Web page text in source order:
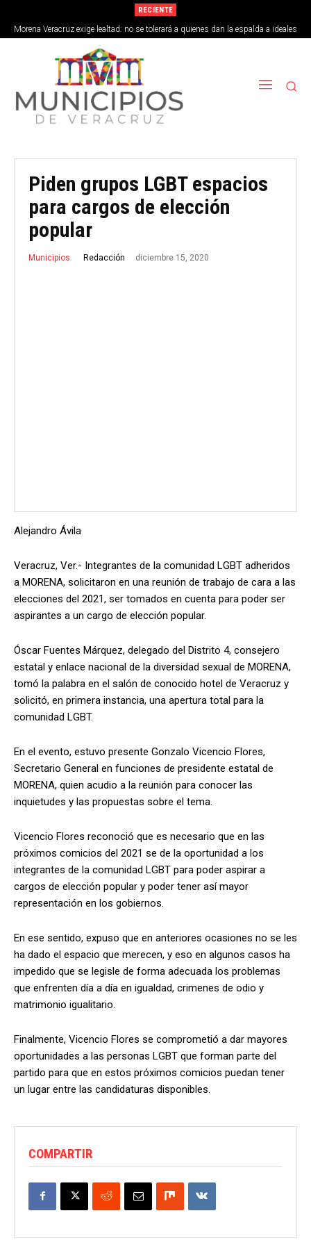
RECIENTE
Morena Veracruz exige lealtad: no se tolerará a quienes dan la espalda a ideales
de la 4T
Piden grupos LGBT espacios
para cargos de elección
popular
Municipios Redacción diciembre 15, 2020
Alejandro Ávila
Veracruz, Ver.- Integrantes de la comunidad LGBT adheridos
a MORENA, solicitaron en una reunión de trabajo de cara a las
elecciones del 2021, ser tomados en cuenta para poder ser
aspirantes a un cargo de elección popular.
Óscar Fuentes Márquez, delegado del Distrito 4, consejero
estatal y enlace nacional de la diversidad sexual de MORENA,
tomó la palabra en el salón de conocido hotel de Veracruz y
solicitó, en primera instancia, una apertura total para la
comunidad LGBT.
En el evento, estuvo presente Gonzalo Vicencio Flores,
Secretario General en funciones de presidente estatal de
MORENA, quien acudio a la reunión para conocer las
inquietudes y las propuestas sobre el tema.
Vicencio Flores reconoció que es necesario que en las
próximos comicios del 2021 se de la oportunidad a los
integrantes de la comunidad LGBT para poder aspirar a
cargos de elección popular y poder tener así mayor
representación en los gobiernos.
En ese sentido, expuso que en anteriores ocasiones no se les
ha dado el espacio que merecen, y eso en algunos casos ha
impedido que se legisle de forma adecuada los problemas
que enfrenten día a día en igualdad, crimenes de odio y
matrimonio igualitario.
Finalmente, Vicencio Flores se comprometió a dar mayores
oportunidades a las personas LGBT que forman parte del
partido para que en estos próximos comicios puedan tener
un lugar entre las candidaturas disponibles.
COMPARTIR